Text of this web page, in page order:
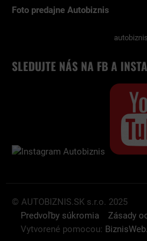
Foto predajne Autobiznis
SLEDUJTE NÁS NA FB A
© AUTOBIZNIS.SK s.r.o. 2025
Predvoľby súkromia
Zásady
Vytvorené pomocou: